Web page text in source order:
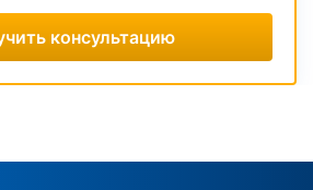
консультацию